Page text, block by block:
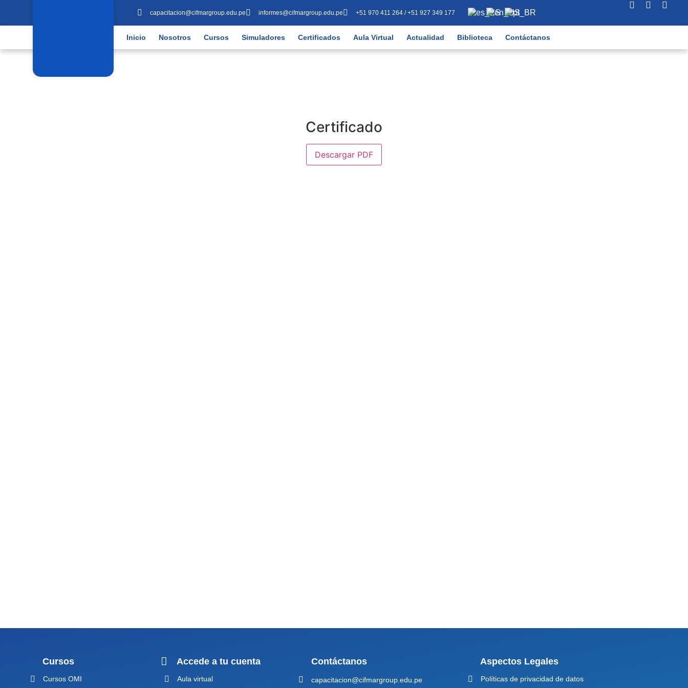
capacitacion@cifmargroup.edu.pe informes@cifmargroup.edu.pe +51 970 411 264 / +51 927 349 177
Inicio Nosotros Cursos Simuladores Certificados Aula Virtual Actualidad Biblioteca Contáctanos
Certificado
Descargar PDF
Cursos
Cursos OMI
Accede a tu cuenta
Aula virtual
Contáctanos
capacitacion@cifmargroup.edu.pe
Aspectos Legales
Políticas de privacidad de datos